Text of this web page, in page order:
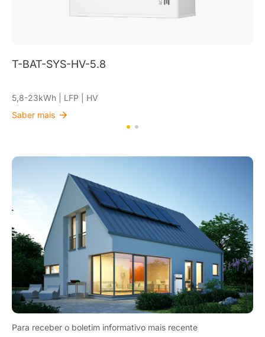
T-BAT-SYS-LV D53
5,3-85,1 kWh | LFP | LV
Saber mais
Para receber o boletim informativo mais recente